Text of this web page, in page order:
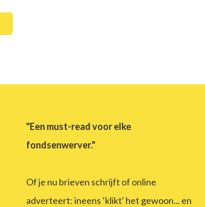
"Een must-read voor elke
fondsenwerver."
Of je nu brieven schrijft of online
adverteert: ineens ‘klikt' het gewoon... en